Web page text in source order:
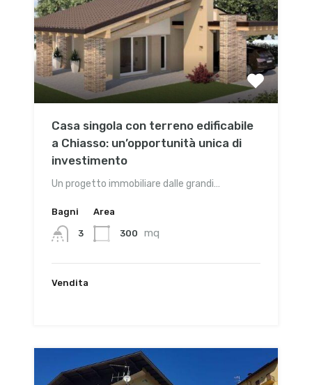
Casa singola con terreno edificabile
a Chiasso: un’opportunità unica di
investimento
Un progetto immobiliare dalle grandi…
Bagni
3
Area
300 mq
Vendita